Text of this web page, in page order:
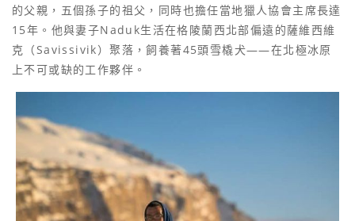
的父親，五個孫子的祖父，同時也擔任當地獵人協會主席長達
15年。他與妻子Naduk生活在格陵蘭西北部偏遠的薩維西維
克（Savissivik）聚落，飼養著45頭雪橇犬——在北極冰原
上不可或缺的工作夥伴。